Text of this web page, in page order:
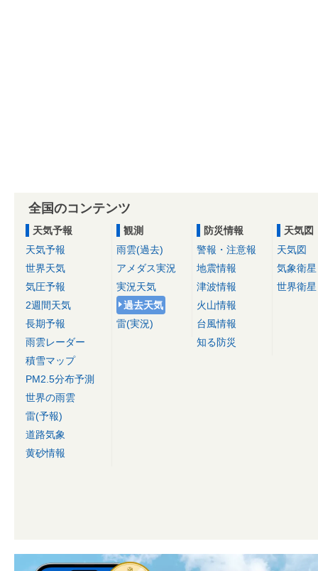
全国のコンテンツ
天気予報
天気予報
世界天気
気圧予報
2週間天気
長期予報
雨雲レーダー
積雪マップ
PM2.5分布予測
世界の雨雲
雷(予報)
道路気象
黄砂情報
観測
雨雲(過去)
アメダス実況
実況天気
過去天気
雷(実況)
防災情報
警報・注意報
地震情報
津波情報
火山情報
台風情報
知る防災
天気図
天気図
気象衛星
世界衛星